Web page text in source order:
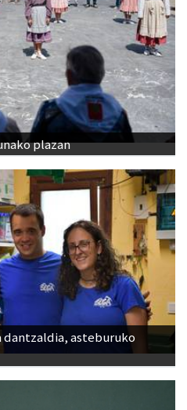
plazan
dantzaldia, asteburuko